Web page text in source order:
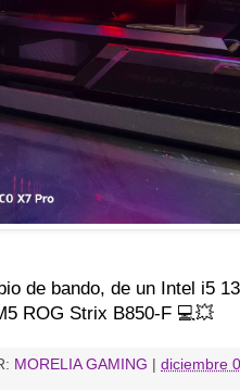
de bando, de un Intel i5
ROG Strix B850-F 💻💥
MORELIA GAMING diciembre